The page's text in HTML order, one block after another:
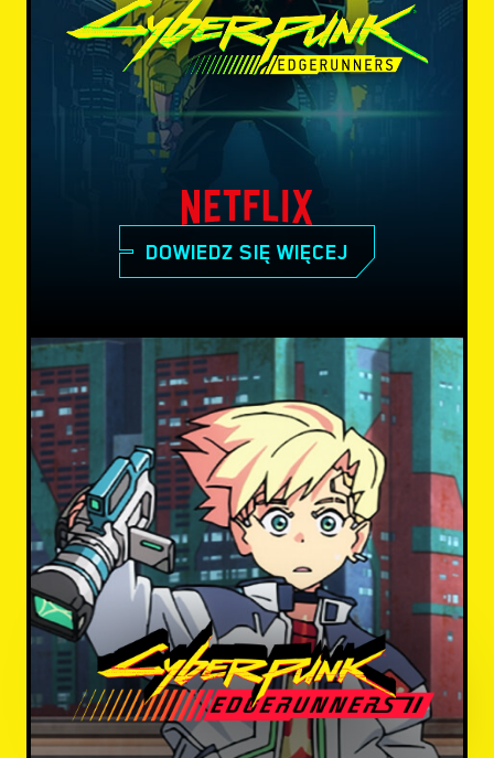
DOWIEDZ SIĘ WIĘCEJ